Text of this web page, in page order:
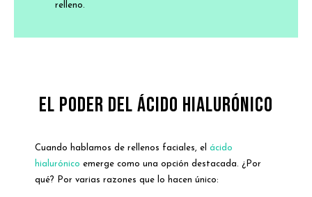
relleno.
El Poder del Ácido Hialurónico
Cuando hablamos de rellenos faciales, el ácido
hialurónico emerge como una opción destacada. ¿Por
qué? Por varias razones que lo hacen único: